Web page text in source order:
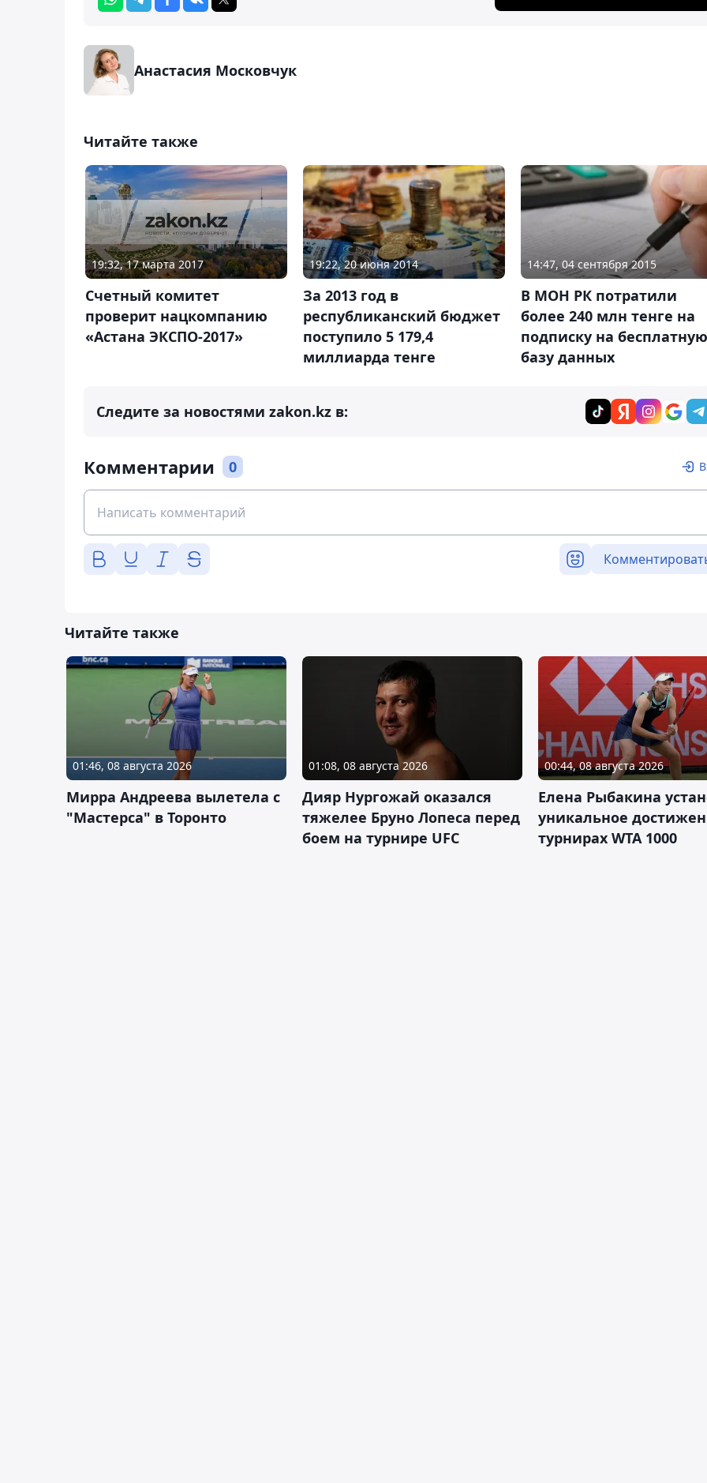
Анастасия Московчук
Читайте также
19:32, 17 марта 2017
Счетный комитет
проверит нацкомпанию
«Астана ЭКСПО-2017»
19:22, 20 июня 2014
За 2013 год в
республиканский бюджет
поступило 5 179,4
миллиарда тенге
14:47, 04 сентября 2015
В МОН РК потратили
более 240 млн тенге на
подписку на бесплатную
базу данных
Следите за новостями zakon.kz в:
Комментарии 0
Читайте также
01:46, 08 августа 2026
Мирра Андреева вылетела с
"Мастерса" в Торонто
01:08, 08 августа 2026
Дияр Нургожай оказался
тяжелее Бруно Лопеса перед
боем на турнире UFC
00:44, 08 августа 2026
Елена Рыбакина
уникальное
турнирах WTA 1000